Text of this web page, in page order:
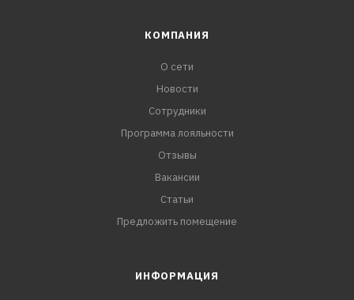
КОМПАНИЯ
О сети
Новости
Сотрудники
Программа лояльности
Отзывы
Вакансии
Статьи
Предложить помещение
ИНФОРМАЦИЯ